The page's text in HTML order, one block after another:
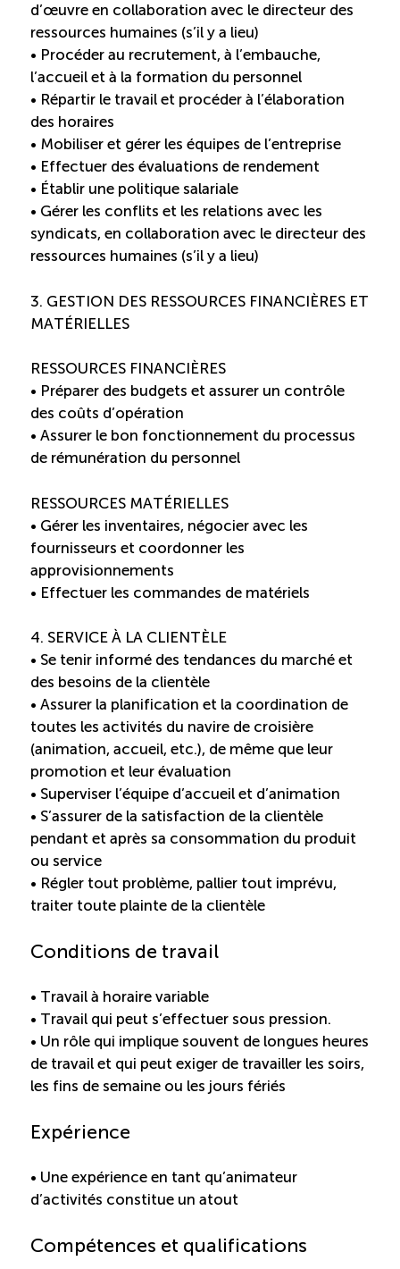
Apprentissage en milieu de travail (PAMT)
Reconnaissance des compétences (RCMO)
Bilan et reconnaissance des acquis (RAC)
Initiatives
Destination IA: Un franc succès
Diagnostic régional Nord-du-Québec
Programme de francisation pour les entreprises
touristiques
Valorisation des métiers et carrières en tourisme
norme
Chantier sur la saisonnalité
Bassins de main-d’oeuvre diversifiés
Devenir membre
Catalogue de formations en ligne
EN
INFOLETTRE
Facebook
LinkedIn
Vimeo Recherche
d’œuvre en collaboration avec le directeur des
ressources humaines (s’il y a lieu)
• Procéder au recrutement, à l’embauche,
l’accueil et à la formation du personnel
• Répartir le travail et procéder à l’élaboration
des horaires
• Mobiliser et gérer les équipes de l’entreprise
• Effectuer des évaluations de rendement
• Établir une politique salariale
• Gérer les conflits et les relations avec les
syndicats, en collaboration avec le directeur des
ressources humaines (s’il y a lieu)
3. GESTION DES RESSOURCES FINANCIÈRES ET
MATÉRIELLES
RESSOURCES FINANCIÈRES
• Préparer des budgets et assurer un contrôle
des coûts d’opération
• Assurer le bon fonctionnement du processus
de rémunération du personnel
RESSOURCES MATÉRIELLES
• Gérer les inventaires, négocier avec les
fournisseurs et coordonner les
approvisionnements
• Effectuer les commandes de matériels
4. SERVICE À LA CLIENTÈLE
• Se tenir informé des tendances du marché et
des besoins de la clientèle
• Assurer la planification et la coordination de
toutes les activités du navire de croisière
(animation, accueil, etc.), de même que leur
promotion et leur évaluation
• Superviser l’équipe d’accueil et d’animation
• S’assurer de la satisfaction de la clientèle
pendant et après sa consommation du produit
ou service
• Régler tout problème, pallier tout imprévu,
traiter toute plainte de la clientèle
Conditions de travail
• Travail à horaire variable
• Travail qui peut s’effectuer sous pression.
• Un rôle qui implique souvent de longues heures
de travail et qui peut exiger de travailler les soirs,
les fins de semaine ou les jours fériés
Expérience
• Une expérience en tant qu’animateur
d’activités constitue un atout
Compétences et qualifications